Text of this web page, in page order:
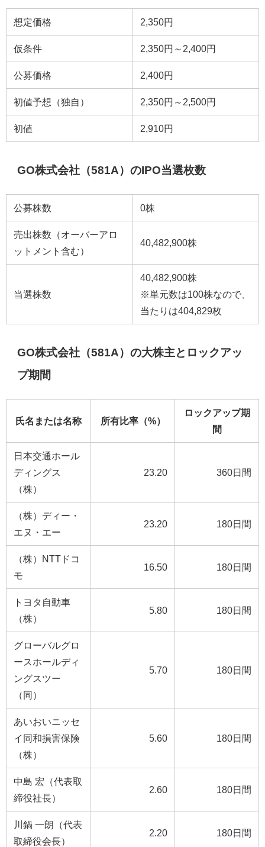
想定価格 2,350円
仮条件 2,350円～2,400円
公募価格 2,400円
初値予想（独自） 2,350円～2,500円
初値 2,910円
GO株式会社（581A）のIPO当選枚数
公募株数 0株
売出株数（オーバーアロ
ットメント含む）
40,482,900株
当選株数
40,482,900株
※単元数は100株なので、
当たりは404,829枚
GO株式会社（581A）の大株主とロックアッ
プ期間
氏名または名称 所有比率（%）
ロックアップ期
間
日本交通ホール
ディングス
（株）
23.20 360日間
（株）ディー・
エヌ・エー
23.20 180日間
（株）NTTドコ
モ
16.50 180日間
トヨタ自動車
（株）
5.80 180日間
グローバルグロ
ースホールディ
ングスツー
（同）
5.70 180日間
あいおいニッセ
イ同和損害保険
（株）
5.60 180日間
中島 宏（代表取
締役社長）
2.60 180日間
川鍋 一朗（代表
取締役会長）
2.20 180日間